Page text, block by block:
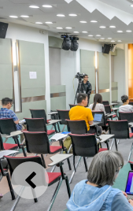
ANTERIOR